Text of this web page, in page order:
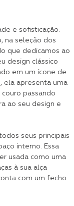
e sofisticação.
na seleção dos
que dedicamos ao
design clássico
em um ícone de
ela apresenta uma
passando
ao seu design e
seus principais
interno. Essa
usada como uma
à sua alça
com um fecho